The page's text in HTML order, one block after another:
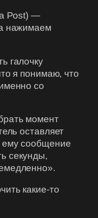
Post) —
нажимаем
галочку
я понимаю, что
со
момент
оставляет
ему сообщение
секунды,
какие-то